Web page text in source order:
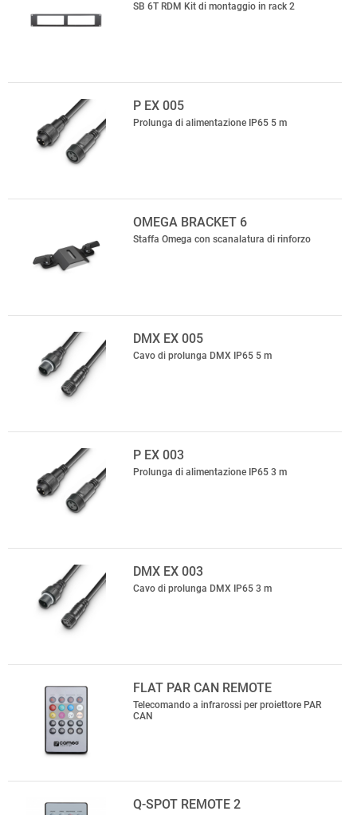
SB 6T RDM Kit di montaggio in rack 2
P EX 005
Prolunga di alimentazione IP65 5 m
OMEGA BRACKET 6
Staffa Omega con scanalatura di rinforzo
DMX EX 005
Cavo di prolunga DMX IP65 5 m
P EX 003
Prolunga di alimentazione IP65 3 m
DMX EX 003
Cavo di prolunga DMX IP65 3 m
FLAT PAR CAN REMOTE
Telecomando a infrarossi per proiettore PAR
CAN
Q-SPOT REMOTE 2